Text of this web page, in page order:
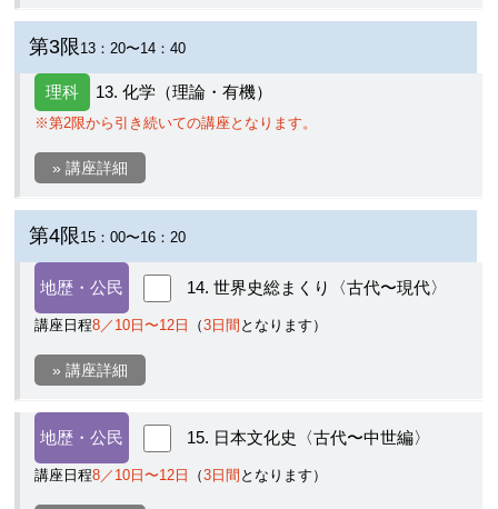
第3限 13：20〜14：40
理科 13. 化学（理論・有機）
※第2限から引き続いての講座となります。
» 講座詳細
第4限 15：00〜16：20
地歴・公民 14. 世界史総まくり〈古代〜現代〉
講座日程8／10日〜12日 （3日間 となります）
» 講座詳細
地歴・公民 15. 日本文化史〈古代〜中世編〉
講座日程8／10日〜12日 （3日間 となります）